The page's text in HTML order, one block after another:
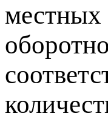
местных